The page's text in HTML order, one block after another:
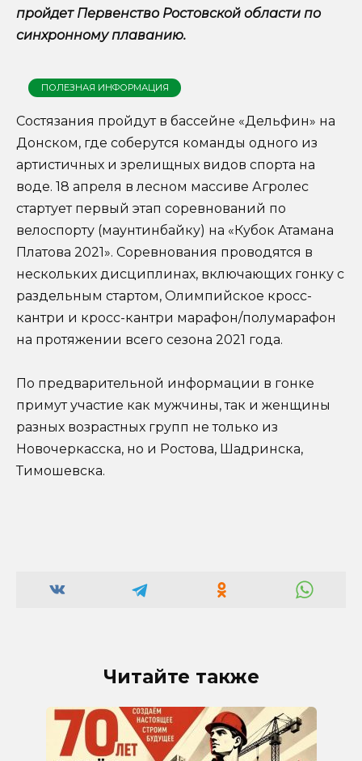
пройдет Первенство Ростовской области по
синхронному плаванию.
ПОЛЕЗНАЯ ИНФОРМАЦИЯ
Состязания пройдут в бассейне «Дельфин» на
Донском, где соберутся команды одного из
артистичных и зрелищных видов спорта на
воде. 18 апреля в лесном массиве Агролес
стартует первый этап соревнований по
велоспорту (маунтинбайку) на «Кубок Атамана
Платова 2021». Соревнования проводятся в
нескольких дисциплинах, включающих гонку с
раздельным стартом, Олимпийское кросс-
кантри и кросс-кантри марафон/полумарафон
на протяжении всего сезона 2021 года.
По предварительной информации в гонке
примут участие как мужчины, так и женщины
разных возрастных групп не только из
Новочеркасска, но и Ростова, Шадринска,
Тимошевска.
Читайте также